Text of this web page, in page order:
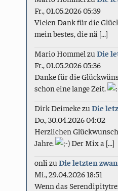
Fr., 01.05.2026 05:39
Vielen Dank für die
mein bestes, die nä [...]
Mario Hommel zuDie
Fr., 01.05.2026 05:36
Danke für die
schon eine lange Zeit.
Dirk DeimekezuDie
Do., 30.04.2026 04:02
Herzlichen
Jahre.
Der Mix a [...]
onli zuDie letzten
Mi., 29.04.2026 18:51
Wenn das